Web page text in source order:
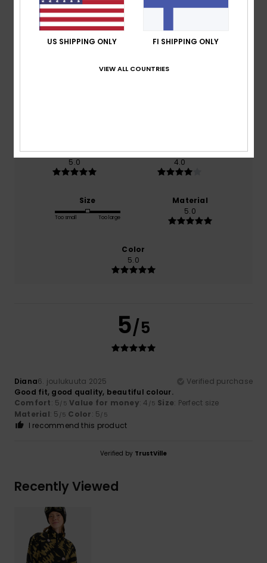
Average Score
5.0/5
Comfort
5.0
Value for money
4.0
Size
Too small Too large
Material
5.0
Color
5.0
5/5
Diana6. joulukuuta 2025
Verified purchase
Good fit, good quality, beautiful colour.
Comfort: 5/5 Value for money: 4 /5 Size: Perfect size
Material: 5 /5 Color: 5/5
I recommend this product
Verified by TrustVille
Recently Viewed
US SHIPPING ONLY FI SHIPPING ONLY
VIEW ALL COUNTRIES